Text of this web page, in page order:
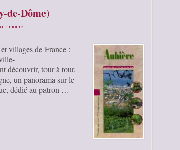
de-Dôme)
villages de France :
découvrir, tour à tour,
un panorama sur le
dédié au patron …